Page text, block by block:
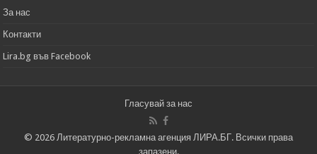
За нас
Контакти
Lira.bg във Facebook
Гласувай за нас
© 2026 Литературно-рекламна агенция ЛИРА.БГ. Всички права
запазени.